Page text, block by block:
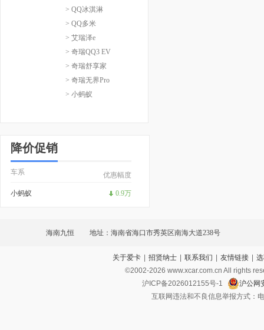
> QQ冰淇淋
> QQ多米
> 艾瑞泽e
> 奇瑞QQ3 EV
> 奇瑞舒享家
> 奇瑞无界Pro
> 小蚂蚁
降价促销
车系 优惠幅度
小蚂蚁 0.9万
海南九恒 地址：海南省海口市秀英区南海大道238号
关于爱卡 | 招贤纳士 | 联系我们 | 友情链接 |
©2002-2026 www.xcar.com.cn All rights
沪ICP备2026012155号-1
沪公网
互联网违法和不良信息举报方式：